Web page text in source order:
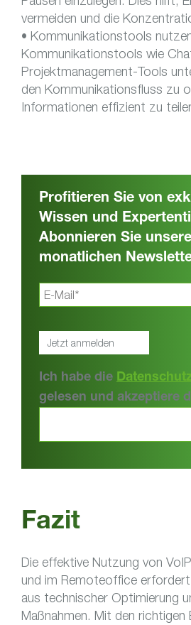
vermeiden und die
• Kommunikationstools
Kommunikationstools wie
Projektmanagement-Tools
den Kommunikationsfluss zu
Informationen effizient zu
Profitieren Sie von
Wissen und
Abonnieren Sie
monatlichen
Ich habe die
gelesen und akzeptiere
Fazit
Die effektive Nutzung von
und im Remoteoffice
aus technischer Optimierung
Maßnahmen. Mit den richtigen